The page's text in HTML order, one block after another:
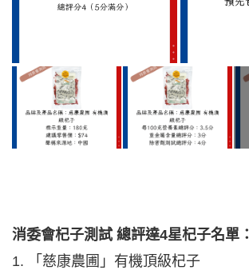
消委會杞子測試 總評達4星杞子名單：
1. 「慈康農圃」有機頂級杞子